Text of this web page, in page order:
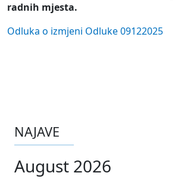
radnih mjesta.
Odluka o izmjeni Odluke 09122025
NAJAVE
August 2026